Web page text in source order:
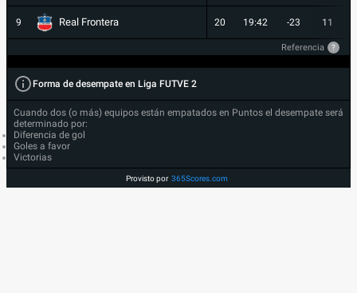
9 Real Frontera 20 19:42 -23 11
Referencia ?
Forma de desempate en Liga FUTVE 2
Cuando dos (o más) equipos están empatados en Puntos el desempate será
determinado por:
Diferencia de gol
Goles a favor
Victorias
Provisto por 365Scores.com